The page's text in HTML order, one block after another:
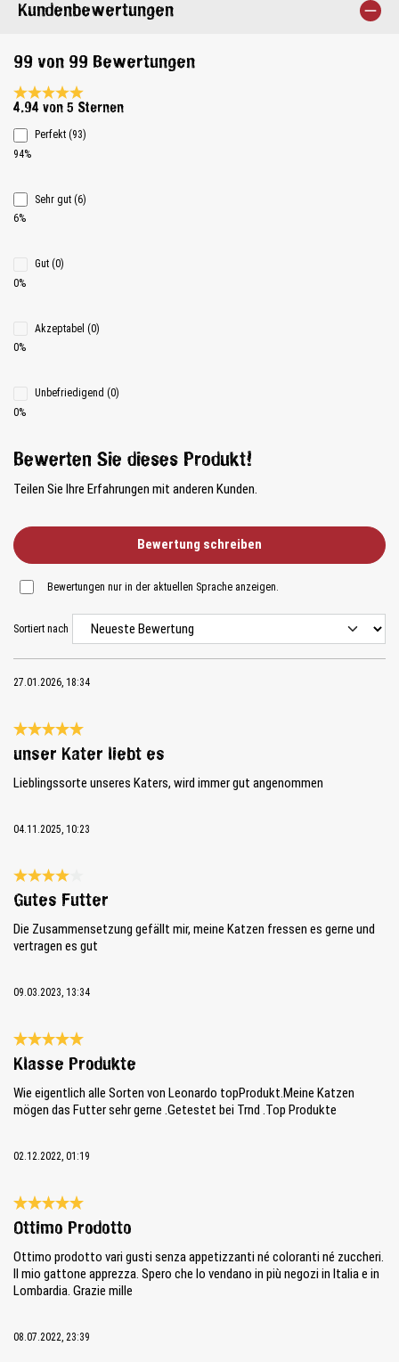
Kundenbewertungen
99 von 99 Bewertungen
Durchschnittliche Bewertung 4.9 von 5 Sternen
4.94 von 5 Sternen
Perfekt (93)
94%
Sehr gut (6)
6%
Gut (0)
0%
Akzeptabel (0)
0%
Unbefriedigend (0)
0%
Bewerten Sie dieses Produkt!
Teilen Sie Ihre Erfahrungen mit anderen Kunden.
Bewertung schreiben
Bewertungen nur in der aktuellen Sprache anzeigen.
Sortiert nach
27.01.2026, 18:34
Bewertung mit 5 von 5 Sternen
unser Kater liebt es
Lieblingssorte unseres Katers, wird immer gut angenommen
04.11.2025, 10:23
Bewertung mit 4 von 5 Sternen
Gutes Futter
Die Zusammensetzung gefällt mir, meine Katzen fressen es gerne und
vertragen es gut
09.03.2023, 13:34
Bewertung mit 5 von 5 Sternen
Klasse Produkte
Wie eigentlich alle Sorten von Leonardo topProdukt.Meine Katzen
mögen das Futter sehr gerne .Getestet bei Trnd .Top Produkte
02.12.2022, 01:19
Bewertung mit 5 von 5 Sternen
Ottimo Prodotto
Ottimo prodotto vari gusti senza appetizzanti né coloranti né zuccheri.
Il mio gattone apprezza. Spero che lo vendano in più negozi in Italia e in
Lombardia. Grazie mille
08.07.2022, 23:39